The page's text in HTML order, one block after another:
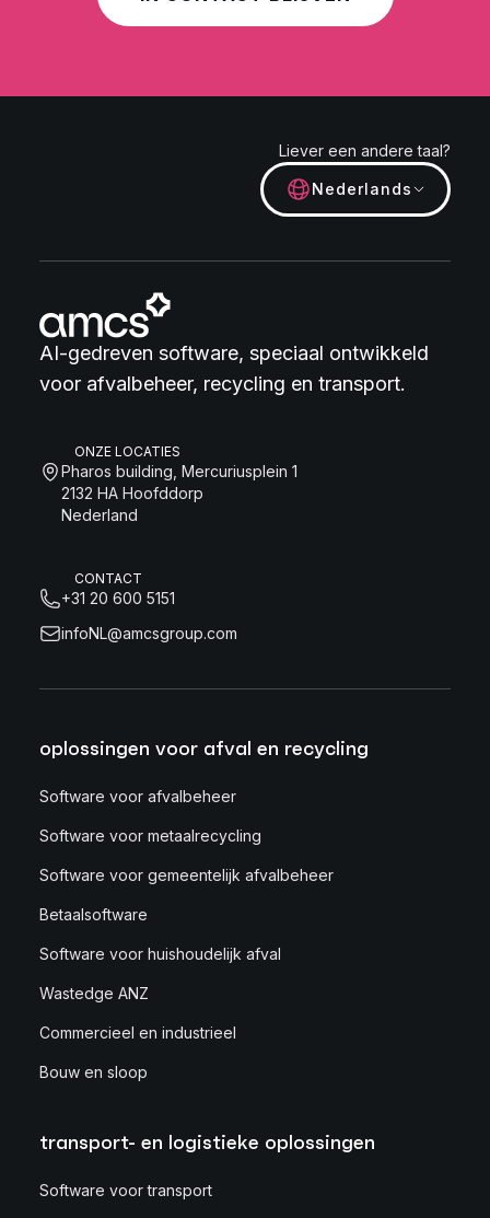
Liever een andere taal?
Nederlands
AI-gedreven software, speciaal ontwikkeld
voor afvalbeheer, recycling en transport.
ONZE LOCATIES
Pharos building, Mercuriusplein 1
2132 HA Hoofddorp
Nederland
CONTACT
+31 20 600 5151
infoNL@amcsgroup.com
oplossingen voor afval en recycling
Software voor afvalbeheer
Software voor metaalrecycling
Software voor gemeentelijk afvalbeheer
Betaalsoftware
Software voor huishoudelijk afval
Wastedge ANZ
Commercieel en industrieel
Bouw en sloop
transport- en logistieke oplossingen
Software voor transport